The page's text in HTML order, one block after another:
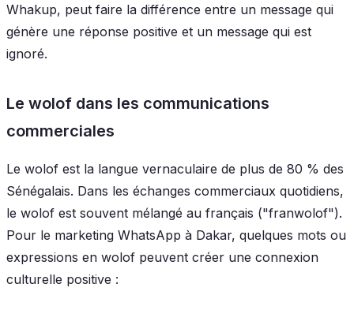
Whakup, peut faire la différence entre un message qui
génère une réponse positive et un message qui est
ignoré.
Le wolof dans les communications
commerciales
Le wolof est la langue vernaculaire de plus de 80 % des
Sénégalais. Dans les échanges commerciaux quotidiens,
le wolof est souvent mélangé au français ("franwolof").
Pour le marketing WhatsApp à Dakar, quelques mots ou
expressions en wolof peuvent créer une connexion
culturelle positive :